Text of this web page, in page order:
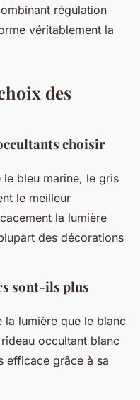
régulation
véritablement la
des
choisir
le bleu marine, le gris
le meilleur
la lumière
des décorations
sont-ils plus
la lumière que le blanc
occultant blanc
efficace grâce à sa